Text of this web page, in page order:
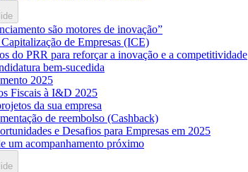
são motores de inovação”
de Empresas (ICE)
do PRR para reforçar a inovação e a competitividade
bem-sucedida
2025
Fiscais à I&D 2025
da sua empresa
de reembolso (Cashback)
e Desafios para Empresas em 2025
um acompanhamento próximo